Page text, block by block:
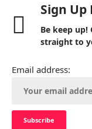
Sign
Be keep
straight to
Email address: